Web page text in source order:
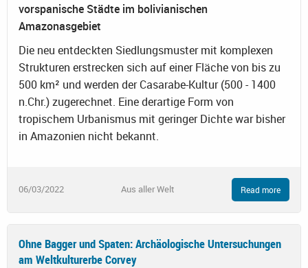
vorspanische Städte im bolivianischen
Amazonasgebiet
Die neu entdeckten Siedlungsmuster mit komplexen
Strukturen erstrecken sich auf einer Fläche von bis zu
500 km² und werden der Casarabe-Kultur (500 - 1400
n.Chr.) zugerechnet. Eine derartige Form von
tropischem Urbanismus mit geringer Dichte war bisher
in Amazonien nicht bekannt.
06/03/2022 Aus aller Welt Read more
Ohne Bagger und Spaten: Archäologische Untersuchungen
am Weltkulturerbe Corvey